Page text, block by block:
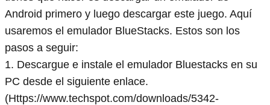
Android primero y luego descargar este juego. Aquí
usaremos el emulador BlueStacks. Estos son los
pasos a seguir:
1. Descargue e instale el emulador Bluestacks en su
PC desde el siguiente enlace.
(Https://www.techspot.com/downloads/5342-